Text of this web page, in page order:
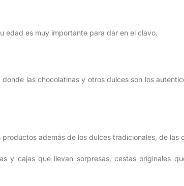
edad es muy importante para dar en el clavo.
las chocolatinas y otros dulces son los
además de los dulces tradicionales, de las
y cajas que llevan sorpresas, cestas originales